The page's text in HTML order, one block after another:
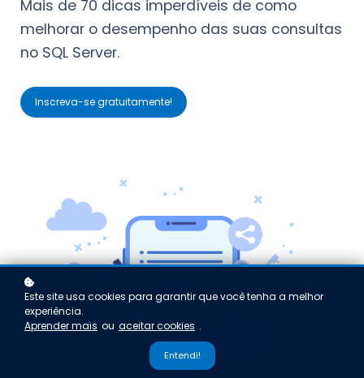
Mais de 70 dicas imperdíveis de como
melhorar o desempenho das suas consultas
no SQL Server.
Inscreva-se gratuitamente!
Este site usa cookies para garantir que você tenha a melhor
experiência.
Aprender mais ou aceitar cookies .
Entendi!